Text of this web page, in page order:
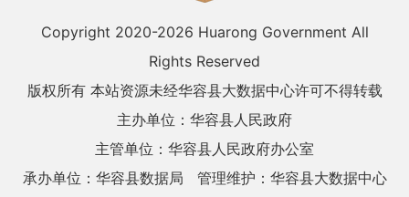
Copyright 2020-2026 Huarong Government All
Rights Reserved
版权所有 本站资源未经华容县大数据中心许可不得转载
主办单位：华容县人民政府
主管单位：华容县人民政府办公室
承办单位：华容县数据局
管理维护：华容县大数据中心